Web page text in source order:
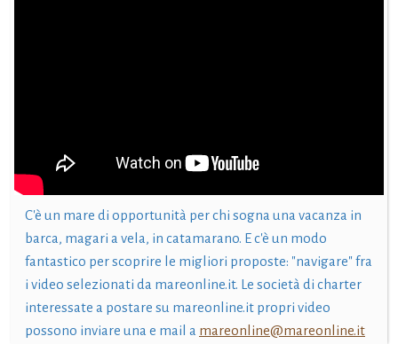
C'è un mare di opportunità per chi sogna una vacanza in
barca, magari a vela, in catamarano. E c'è un modo
fantastico per scoprire le migliori proposte: "navigare" fra
i video selezionati da mareonline.it. Le società di charter
interessate a postare su mareonline.it propri video
possono inviare una e mail a mareonline@mareonline.it